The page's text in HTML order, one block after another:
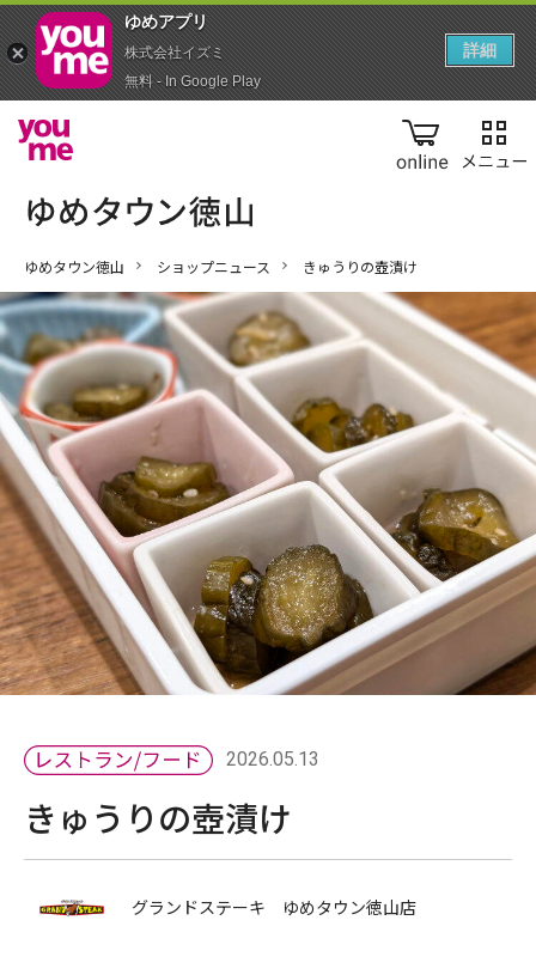
online
ゆめタウン徳山 ショップニュース きゅうりの壺漬け
2026.05.13
きゅうりの壺漬け
グランドステーキ ゆめタウン徳山店
ゆめアプ‪リ‬
株式会社イズミ
無料 - In Google Play
詳細